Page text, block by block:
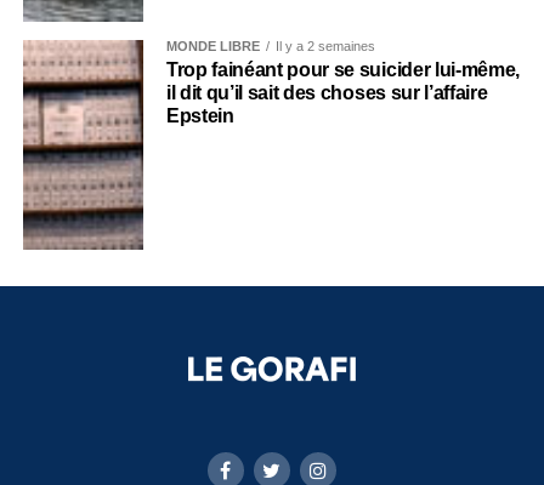
MONDE LIBRE Il y a 2 semaines
Trop fainéant pour se suicider lui-même,
il dit qu’il sait des choses sur l’affaire
Epstein